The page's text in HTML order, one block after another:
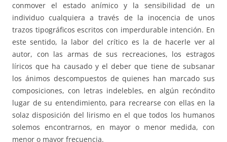
conmover el estado anímico y la sensibilidad de un
individuo cualquiera a través de la inocencia de unos
trazos tipográficos escritos con imperdurable intención. En
este sentido, la labor del crítico es la de hacerle ver al
autor, con las armas de sus recreaciones, los estragos
líricos que ha causado y el deber que tiene de subsanar
los ánimos descompuestos de quienes han marcado sus
composiciones, con letras indelebles, en algún recóndito
lugar de su entendimiento, para recrearse con ellas en la
solaz disposición del lirismo en el que todos los humanos
solemos encontrarnos, en mayor o menor medida, con
menor o mayor frecuencia.